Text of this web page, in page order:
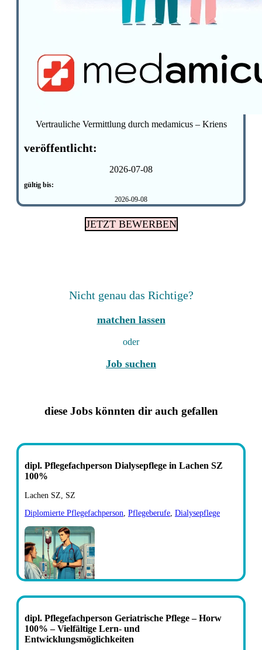
Vertrauliche Vermittlung durch medamicus – Kriens
veröffentlicht:
2026-07-08
gültig bis:
2026-09-08
JETZT BEWERBEN
Nicht genau das Richtige?
matchen lassen
oder
Job suchen
diese Jobs könnten dir auch gefallen
dipl. Pflegefachperson Dialysepflege in Lachen SZ
100%
Lachen SZ, SZ
Diplomierte Pflegefachperson Pflegeberufe Dialysepflege
dipl. Pflegefachperson Geriatrische Pflege – Horw
100% – Vielfältige Lern- und
Entwicklungsmöglichkeiten